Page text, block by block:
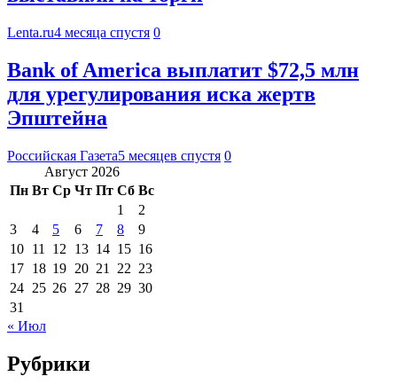
Lenta.ru4 месяца спустя 0
Bank of America выплатит $72,5 млн
для урегулирования иска жертв
Эпштейна
Российская Газета5 месяцев спустя 0
Август 2026
Пн Вт Ср Чт Пт Сб Вс
1
2
3
4 5 6 7 8
9
10 11 12 13 14 15 16
17 18 19 20 21 22 23
24 25 26 27 28 29 30
31
« Июл
Рубрики